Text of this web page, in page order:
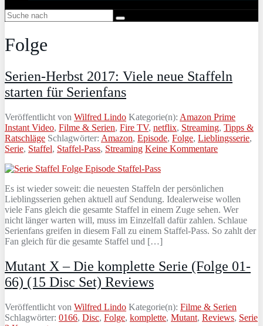
Folge
Serien-Herbst 2017: Viele neue Staffeln
starten für Serienfans
Veröffentlicht von Wilfred Lindo Kategorie(n): Amazon Prime
Instant Video, Filme & Serien, Fire TV, netflix, Streaming, Tipps &
Ratschläge Schlagwörter: Amazon, Episode, Folge, Lieblingsserie,
Serie, Staffel, Staffel-Pass, Streaming Keine Kommentare
Es ist wieder soweit: die neuesten Staffeln der persönlichen
Lieblingsserien gehen aktuell auf Sendung. Idealerweise wollen
viele Fans gleich die gesamte Staffel in einem Zuge sehen. Wer
nicht länger warten will, muss im Einzelfall dafür zahlen. Schlaue
Serienfans greifen in diesem Fall zu einem Staffel-Pass. So zahlt der
Fan gleich für die gesamte Staffel und […]
Mutant X – Die komplette Serie (Folge 01-
66) (15 Disc Set) Reviews
Veröffentlicht von Wilfred Lindo Kategorie(n): Filme & Serien
Schlagwörter: 0166, Disc, Folge, komplette, Mutant, Reviews, Serie